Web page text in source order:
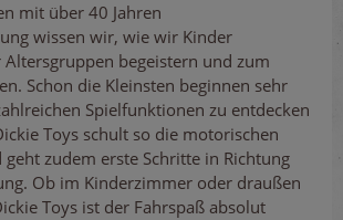
mit über 40 Jahren
wissen wir, wie wir Kinder
begeistern und zum
Schon die Kleinsten beginnen sehr
Spielfunktionen zu entdecken
Toys schult so die motorischen
geht zudem erste Schritte in Richtung
Ob im Kinderzimmer oder draußen
Toys ist der Fahrspaß absolut